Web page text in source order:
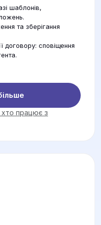
шаблонів,
та зберігання
договору: сповіщення
хто працює з